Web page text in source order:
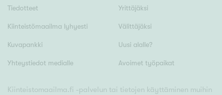
Tiedotteet
Kiinteistömaailma lyhyesti
Kuvapankki
Yhteystiedot medialle
Yrittäjäksi
Välittäjäksi
Uusi alalle?
Avoimet työpaikat
Kiinteistomaailma.fi -palvelun tai tietojen käyttäminen muihin